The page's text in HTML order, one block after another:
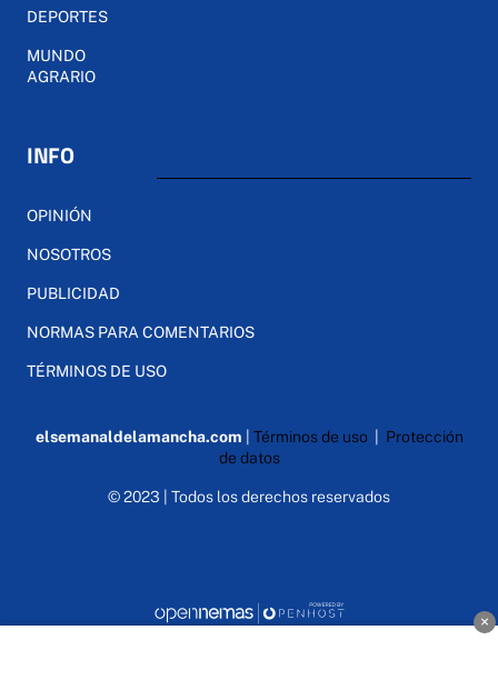
DEPORTES
MUNDO
AGRARIO
INFO
OPINIÓN
NOSOTROS
PUBLICIDAD
NORMAS PARA COMENTARIOS
TÉRMINOS DE USO
elsemanaldelamancha.com Términos de uso| Protección
de datos
© 2023 | Todos los derechos reservados
×